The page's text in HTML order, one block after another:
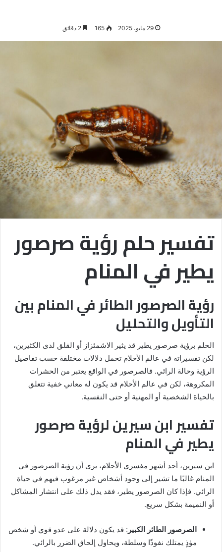
29 مايو، 2025 165 2 دقائق
تفسير حلم رؤية صرصور
يطير في المنام
رؤية الصرصور الطائر في المنام بين
التأويل والتحليل
الحلم برؤية صرصور يطير قد يثير الاشمئزاز أو القلق لدى الكثيرين،
لكن تفسيراته في عالم الأحلام تحمل دلالات مختلفة حسب تفاصيل
الرؤية وحالة الرائي. فالصرصور في الواقع يعتبر من الحشرات
المكروهة، لكن في عالم الأحلام قد يكون له معاني خفية تتعلق
بالحياة الشخصية أو المهنية أو حتى النفسية.
تفسير ابن سيرين لرؤية صرصور
يطير في المنام
ابن سيرين، أحد أشهر مفسري الأحلام، يرى أن رؤية الصرصور في
المنام غالبًا ما تشير إلى وجود أشخاص غير مرغوب فيهم في حياة
الرائي. فإذا كان الصرصور يطير، فقد يدل ذلك على انتشار المشاكل
أو النميمة بشكل سريع.
الصرصور الطائر الكبير : قد يكون دلالة على عدو قوي أو شخص
مؤذٍ يمتلك نفوذًا وسلطة، ويحاول إلحاق الضرر بالرائي.